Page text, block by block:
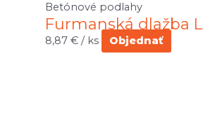
Betónové podlahy
Furmanská dlažba L
8,87 €/ ks Objednať